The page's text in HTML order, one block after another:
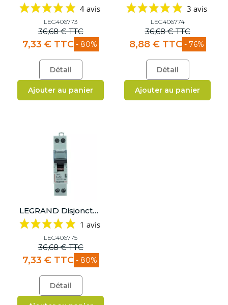
4 avis
LEG406773
36,68 € TTC
7,33 € TTC - 80%
Détail
Ajouter au panier
3 avis
LEG406774
36,68 € TTC
8,88 € TTC - 76%
Détail
Ajouter au panier
LEGRAND Disjoncteur DNX³ 4500 Vis/Vis U+N 230V~ 20A Courbe C 1 Module - 406775
1 avis
LEG406775
36,68 € TTC
7,33 € TTC - 80%
Détail